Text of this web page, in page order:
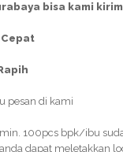
bisa kami
pesan di kami
100pcs bpk/ibu
dapat meletakkan